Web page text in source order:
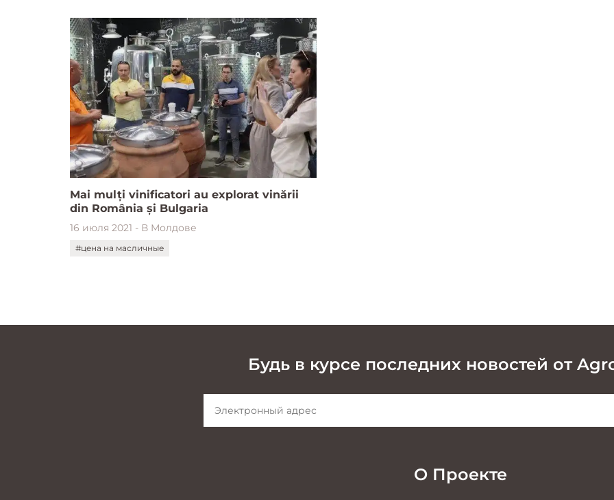
Mai mulți vinificatori au explorat vinării
din România și Bulgaria
16 июля 2021 - В Молдове
#цена на масличные
Будь в курсе последних новостей от
О Проекте